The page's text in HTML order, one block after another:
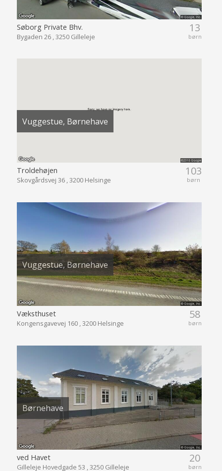
13
børn
Søborg Private Bhv.
Bygaden 26 , 3250 Gilleleje
Vuggestue, Børnehave
103
børn
Troldehøjen
Skovgårdsvej 36 , 3200 Helsinge
Vuggestue, Børnehave
58
børn
Væksthuset
Kongensgavevej 160 , 3200 Helsinge
Børnehave
20
børn
ved Havet
Gilleleje Hovedgade 53 , 3250 Gilleleje